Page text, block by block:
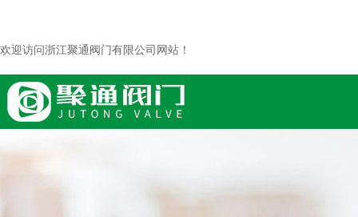
欢迎访问浙江聚通阀门有限公司网站！